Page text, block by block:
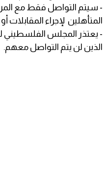
- سيتم التواصل فقط مع
المتأهلين لإجراء المقابلات أو
- يعتذر المجلس الفلسطيني
الذين لن يتم التواصل معهم.